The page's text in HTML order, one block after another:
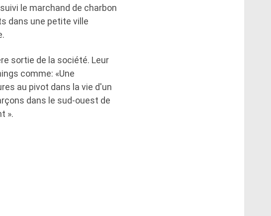
le marchand de charbon
dans une petite ville
sortie de la société. Leur
comme: «Une
au pivot dans la vie d'un
dans le sud-ouest de
».